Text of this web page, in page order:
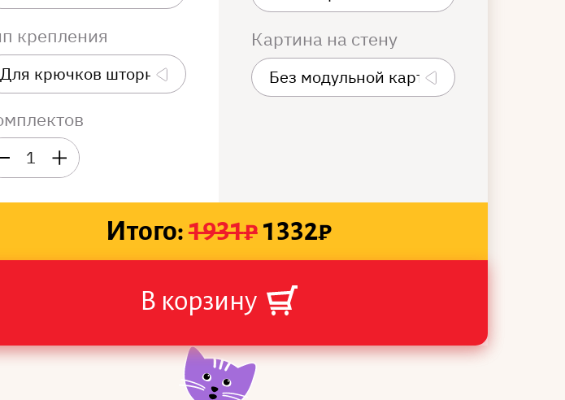
крепления
1
Картина на стену
Итого:1931₽1332₽
В корзину